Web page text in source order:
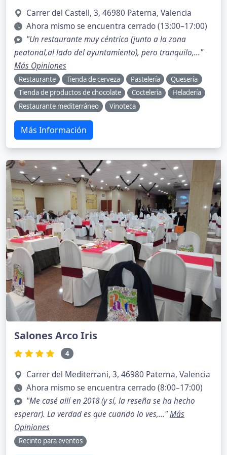
Carrer del Castell, 3, 46980 Paterna, Valencia
Ahora mismo se encuentra cerrado (13:00–17:00)
"Un restaurante muy céntrico (junto a la zona
peatonal,al lado del ayuntamiento), pero tranquilo,..."
Más Opiniones
Restaurante Tienda de cerveza Pastelería
Quesería
Tienda de productos de chocolate
Coctelería
Heladería
Restaurante mediterráneo
Vinoteca
Más Información
Salones Arco Iris
4
Carrer del Mediterrani, 3, 46980 Paterna, Valencia
Ahora mismo se encuentra cerrado (8:00–17:00)
"Me casé allí en 2018 (y sí, la reseña se ha hecho
esperar). La verdad es que cuando lo ves,..."Más
Opiniones
Recinto para eventos